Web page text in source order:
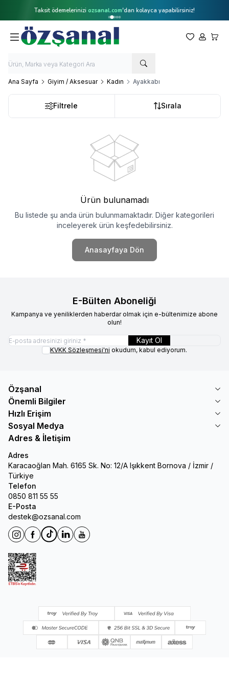
Taksit ödemelerinizi ozsanal.com'dan kolayca yapabilirsiniz!
Favorilerim
Hesabım
Ana Sayfa Giyim / Aksesuar Kadın Ayakkabı
Filtrele Sırala
Ürün bulunamadı
Bu listede şu anda ürün bulunmamaktadır. Diğer kategorileri
inceleyerek ürün keşfedebilirsiniz.
Anasayfaya Dön
E-Bülten Aboneliği
Kampanya ve yeniliklerden haberdar olmak için e-bültenimize abone
olun!
Kayıt Ol
KVKK Sözleşmesi'ni okudum, kabul ediyorum.
Özşanal
Önemli Bilgiler
Hızlı Erişim
Sosyal Medya
Adres & İletişim
Adres
Karacaoğlan Mah. 6165 Sk. No: 12/A Işıkkent Bornova / İzmir /
Türkiye
Telefon
0850 811 55 55
E-Posta
destek@ozsanal.com
InstagramFacebook
TiktokLinkedinYoutube